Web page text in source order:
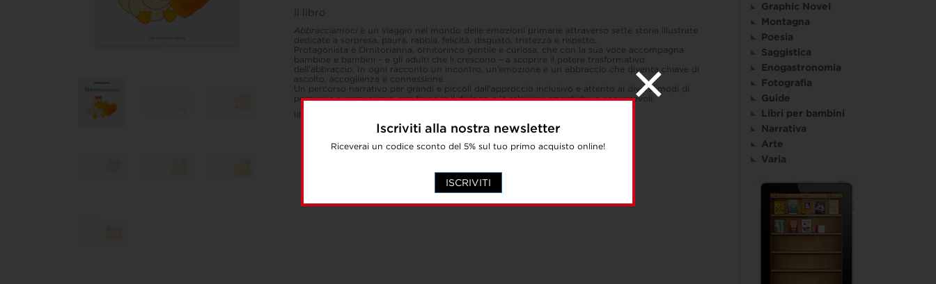
Iscriviti alla nostra newsletter
Riceverai un codice sconto del 5% sul tuo primo acquisto online!
ISCRIVITI
Il libro
Abbracciamoci è un viaggio nel mondo delle emozioni primarie attraverso sette storie illustrate
dedicate a sorpresa, paura, rabbia, felicità, disgusto, tristezza e rispetto.
Protagonista è Ornitorianna, ornitorinco gentile e curiosa, che con la sua voce accompagna
bambine e bambini – e gli adulti che li crescono – a scoprire il potere trasformativo
dell’abbraccio. In ogni racconto un incontro, un’emozione e un abbraccio che diventa chiave di
ascolto, accoglienza e connessione.
Un percorso narrativo per grandi e piccoli dall’approccio inclusivo e attento ai diversi modi di
percepire e comunicare, per favorire il dialogo e le relazioni empatiche e consapevoli.
Illustrazioni di Cristiano Frassetto.
Graphic Novel
Montagna
Poesia
Saggistica
Enogastronomia
Fotografia
Guide
Libri per bambini
Narrativa
Arte
Varia